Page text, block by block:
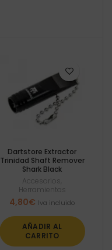
Dartstore Extractor
Trinidad Shaft Remover
Shark Black
Accesorios
Herramientas
4,80€ Iva incluido
AÑADIR AL
CARRITO